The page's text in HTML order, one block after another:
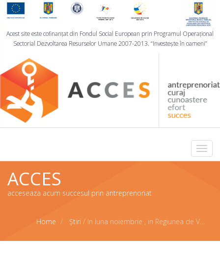
Acest site este cofinanţat din Fondul Social European prin Programul Operaţional
Sectorial Dezvoltarea Resurselor Umane 2007-2013. “Investește în oameni”
ACCES
acceseaza acum succesul prin antreprenoriat
Home Știri / In luna noiembrie , in Regiunea de Vest, se incheie seria celor 8 sesiuni de curs dedicate competentelor antreprenoriale